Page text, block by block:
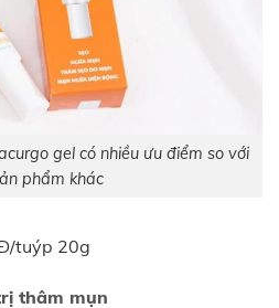
gel có nhiều ưu điểm so với
phẩm khác
tuýp 20g
thâm mụn